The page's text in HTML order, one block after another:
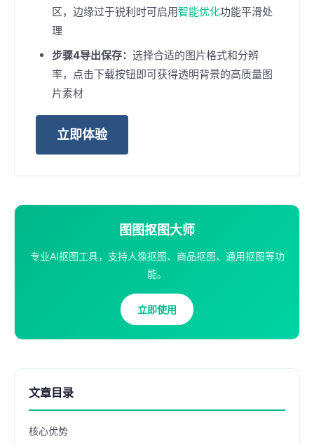
区，边缘过于锐利时可启用智能优化功能平滑处
理
步骤4导出保存： 选择合适的图片格式和分辨
率，点击下载按钮即可获得透明背景的高质量图
片素材
立即体验
图图抠图大师
专业AI抠图工具，支持人像抠图、商品抠图、通用抠图等功
能。
立即使用
文章目录
核心优势